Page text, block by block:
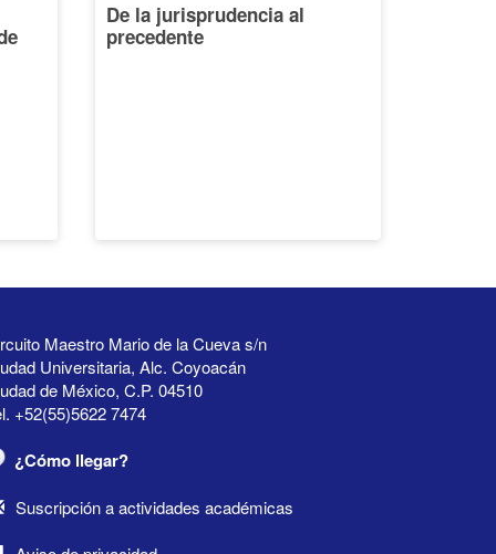
De la jurisprudencia al
precedente
Maestro Mario de la Cueva s/n
Universitaria, Alc. Coyoacán
de México, C.P. 04510
+52(55)5622 7474
¿Cómo llegar?
Suscripción a actividades académicas